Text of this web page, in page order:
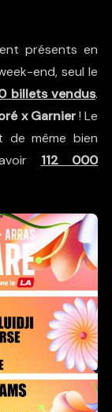
présents en
end, seul le
billets vendus.
x Garnier! Le
de même bien
112 000